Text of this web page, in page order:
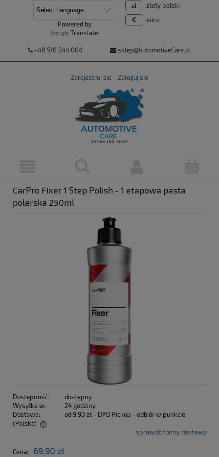
+48 510 544 004 sklep@AutomotiveCare.pl
Zarejestruj się Zaloguj się
złoty polski
euro
Powered by
Translate
CarPro Fixer 1 Step Polish - 1 etapowa pasta
polerska 250ml
Dostępność:
dostępny
Wysyłka w:
24 godziny
Dostawa:
od 9,90 zł - DPD Pickup - odbiór w punkcie
(Polska)
Cena nie zawiera ewentualnych kosztów płatnościsprawdź formy dostawy
Cena: 69,90 zł